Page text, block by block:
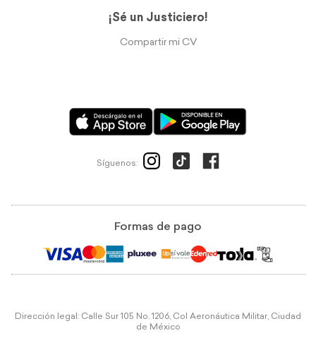
¡Sé un Justiciero!
Compartir mi CV
Síguenos:
Formas de pago
Dirección legal: Calle Sur 105 No. 1206, Col Aeronáutica Militar, Ciudad
de México